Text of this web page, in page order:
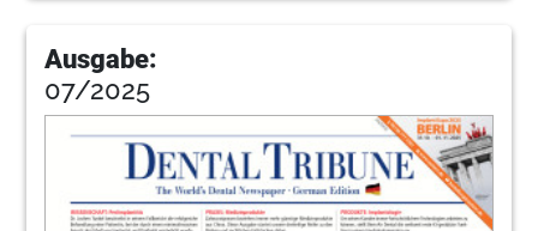
Ausgabe:
07/2025